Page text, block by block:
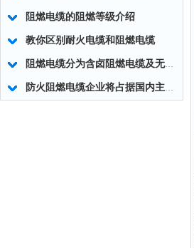
阻燃电缆的阻燃等级介绍
教你区别耐火电缆和阻燃电缆
阻燃电缆分为含卤阻燃电缆及无卤低烟阻燃电缆两大类
防火阻燃电缆企业将占据国内主流市场